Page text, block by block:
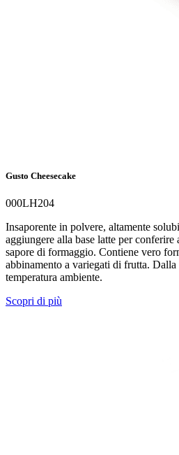
Gusto Cheesecake
000LH204
Insaporente in polvere, altamente
aggiungere alla base latte per
sapore di formaggio. Contiene vero
abbinamento a variegati di frutta.
temperatura ambiente.
Scopri di più